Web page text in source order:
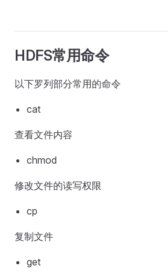
HDFS常用命令
以下罗列部分常用的命令
cat
查看文件内容
chmod
修改文件的读写权限
cp
复制文件
get